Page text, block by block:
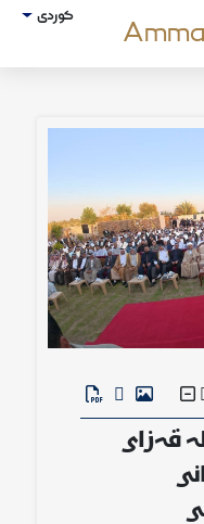
کوردی
قەزای